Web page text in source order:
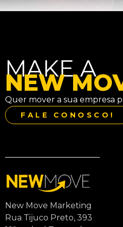
MAKE A
NEW
Quer mover a sua empresa
FALE CONOSCO!
New Move Marketing
Rua Tijuco Preto, 393